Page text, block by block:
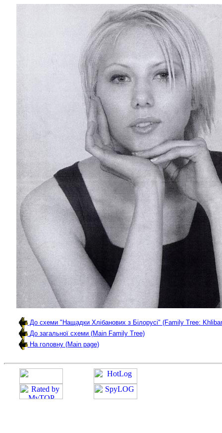
До схеми "Нащадки Хлібанових з Білорусі" (Family Tree:
До загальної схеми (Main Family Tree)
На головну (Main page)